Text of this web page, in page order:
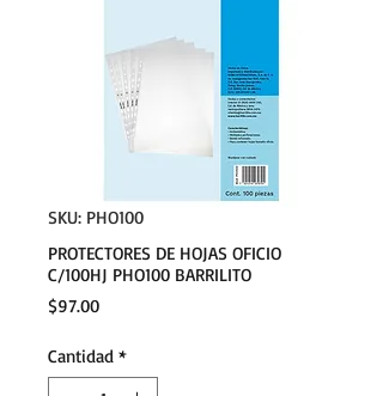
SKU: PHO100
PROTECTORES DE HOJAS OFICIO
C/100HJ PHO100 BARRILITO
$97.00Precio
Cantidad *